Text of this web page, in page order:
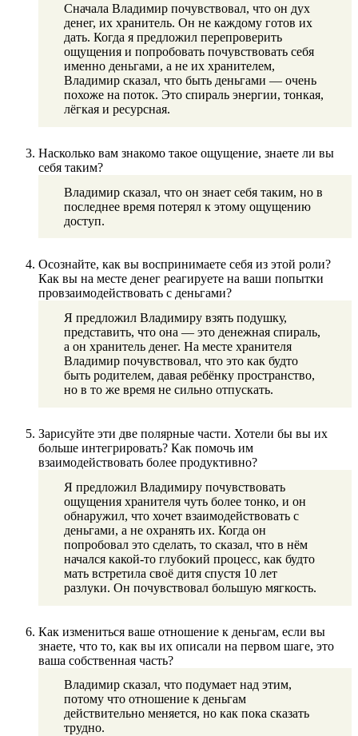
Сначала Владимир почувствовал, что он дух
денег, их хранитель. Он не каждому готов их
дать. Когда я предложил перепроверить
ощущения и попробовать почувствовать себя
именно деньгами, а не их хранителем,
Владимир сказал, что быть деньгами — очень
похоже на поток. Это спираль энергии, тонкая,
лёгкая и ресурсная.
Насколько вам знакомо такое ощущение, знаете ли вы
себя таким?
Владимир сказал, что он знает себя таким, но в
последнее время потерял к этому ощущению
доступ.
Осознайте, как вы воспринимаете себя из этой роли?
Как вы на месте денег реагируете на ваши попытки
провзаимодействовать с деньгами?
Я предложил Владимиру взять подушку,
представить, что она — это денежная спираль,
а он хранитель денег. На месте хранителя
Владимир почувствовал, что это как будто
быть родителем, давая ребёнку пространство,
но в то же время не сильно отпускать.
Зарисуйте эти две полярные части. Хотели бы вы их
больше интегрировать? Как помочь им
взаимодействовать более продуктивно?
Я предложил Владимиру почувствовать
ощущения хранителя чуть более тонко, и он
обнаружил, что хочет взаимодействовать с
деньгами, а не охранять их. Когда он
попробовал это сделать, то сказал, что в нём
начался какой-то глубокий процесс, как будто
мать встретила своё дитя спустя 10 лет
разлуки. Он почувствовал большую мягкость.
Как измениться ваше отношение к деньгам, если вы
знаете, что то, как вы их описали на первом шаге, это
ваша собственная часть?
Владимир сказал, что подумает над этим,
потому что отношение к деньгам
действительно меняется, но как пока сказать
трудно.